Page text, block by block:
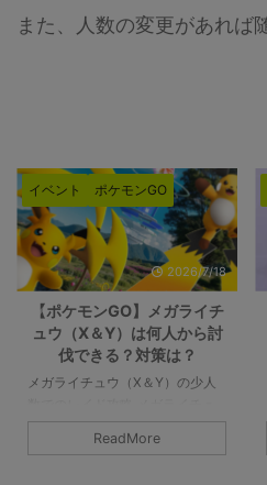
また、人数の変更があれば
イベント ポケモンGO
2026/6/30
【ポケモンGO】シャドウパ
ルキアレイドは何人から討
伐できる？対策は？
シャドウパルキアの少人数でのレ
ドの対策や感想など。シャドウパ
ルキアは2人で討伐可能です。条
ReadMore